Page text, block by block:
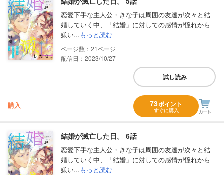
恋愛下手な主人公・きな子は周囲の友達が次々と結
婚していく中、「結婚」に対しての感情が憧れから
嫌い...もっと読む
21
配信日：2023/10/27
試し読み
購入 73ポイント
すぐに購入
結婚が滅亡した日。 6話
恋愛下手な主人公・きな子は周囲の友達が次々と結
婚していく中、「結婚」に対しての感情が憧れから
嫌い...もっと読む